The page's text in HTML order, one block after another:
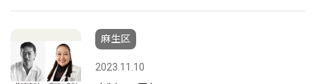
麻生区
2023.11.10